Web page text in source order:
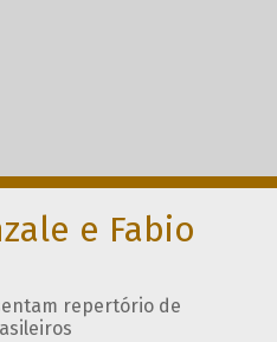
e Fabio
repertório de